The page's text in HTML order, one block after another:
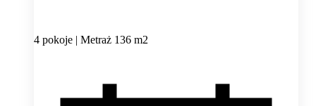
4 pokoje | Metraż 136 m2